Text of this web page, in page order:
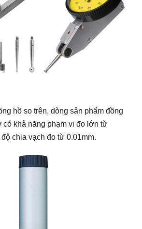
hồ so trên, dòng sản phẩm đồng
có khả năng phạm vi đo lớn từ
chia vạch đo từ 0.01mm.